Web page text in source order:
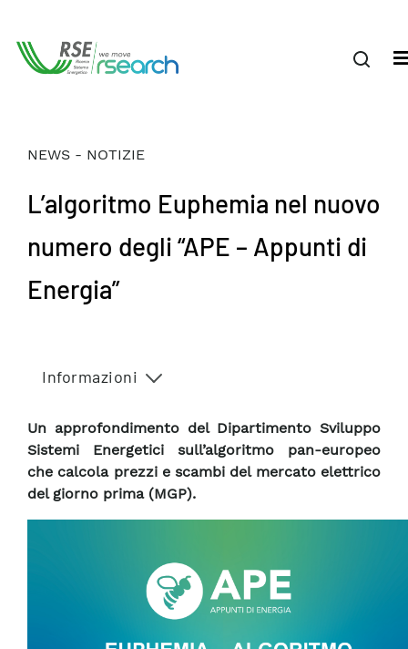
NEWS - NOTIZIE
L’algoritmo Euphemia nel nuovo
numero degli “APE – Appunti di
Energia”
Informazioni
Un approfondimento del Dipartimento Sviluppo
Sistemi Energetici sull’algoritmo pan-europeo
che calcola prezzi e scambi del mercato elettrico
del giorno prima (MGP).